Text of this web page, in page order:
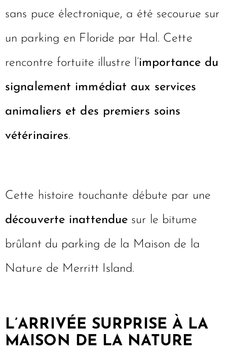
sans puce électronique, a été secourue sur
un parking en Floride par Hal. Cette
rencontre fortuite illustre l’importance du
signalement immédiat aux services
animaliers et des premiers soins
vétérinaires.
Cette histoire touchante débute par une
découverte inattendue sur le bitume
brûlant du parking de la Maison de la
Nature de Merritt Island.
L’ARRIVÉE SURPRISE À LA
MAISON DE LA NATURE